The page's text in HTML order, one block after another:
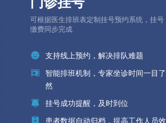
可根据医生排班表定制挂号预约系统，挂号
缴费同步完成
支持线上预约，解决排队难题
智能排班机制，专家坐诊时间一目了
然
挂号成功提醒，及时到位
患者数据自动归档，提高工作人员效